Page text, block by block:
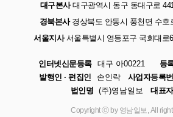
대구본사대구광역시 동구 동대구로
경북본사경상북도 안동시 풍천면 수호
서울지사서울특별시 영등포구 국회대로
인터넷신문등록 대구 아00221 등
발행인 · 편집인
손인락 사업자등록
법인명 (주)영남일보 대표자
Copyright ⓒ by 영남일보, All